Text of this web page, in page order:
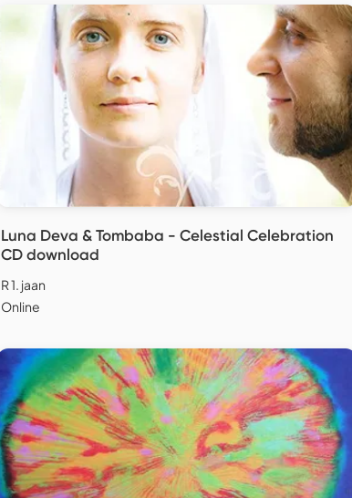
Luna Deva & Tombaba - Celestial Celebration
CD download
R 1. jaan
Online